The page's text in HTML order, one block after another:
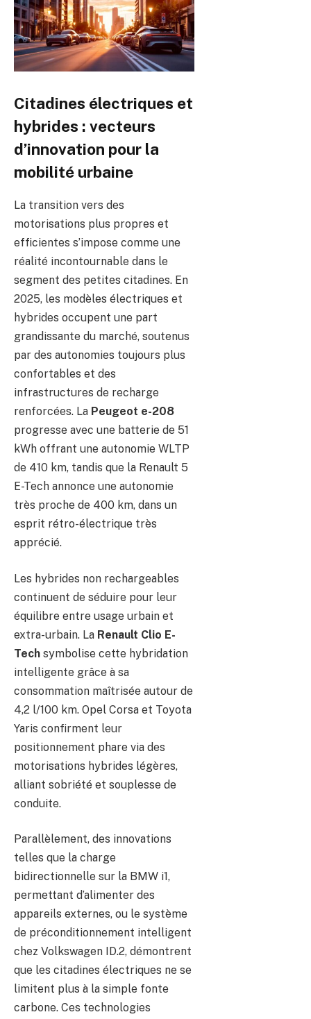
Citadines électriques et
hybrides : vecteurs
d’innovation pour la
mobilité urbaine
La transition vers des
motorisations plus propres et
efficientes s’impose comme une
réalité incontournable dans le
segment des petites citadines. En
2025, les modèles électriques et
hybrides occupent une part
grandissante du marché, soutenus
par des autonomies toujours plus
confortables et des
infrastructures de recharge
renforcées. La Peugeot e-208
progresse avec une batterie de 51
kWh offrant une autonomie WLTP
de 410 km, tandis que la Renault 5
E-Tech annonce une autonomie
très proche de 400 km, dans un
esprit rétro-électrique très
apprécié.
Les hybrides non rechargeables
continuent de séduire pour leur
équilibre entre usage urbain et
extra-urbain. La Renault Clio E-
Tech symbolise cette hybridation
intelligente grâce à sa
consommation maîtrisée autour de
4,2 l/100 km. Opel Corsa et Toyota
Yaris confirment leur
positionnement phare via des
motorisations hybrides légères,
alliant sobriété et souplesse de
conduite.
Parallèlement, des innovations
telles que la charge
bidirectionnelle sur la BMW i1,
permettant d’alimenter des
appareils externes, ou le système
de préconditionnement intelligent
chez Volkswagen ID.2, démontrent
que les citadines électriques ne se
limitent plus à la simple fonte
carbone. Ces technologies